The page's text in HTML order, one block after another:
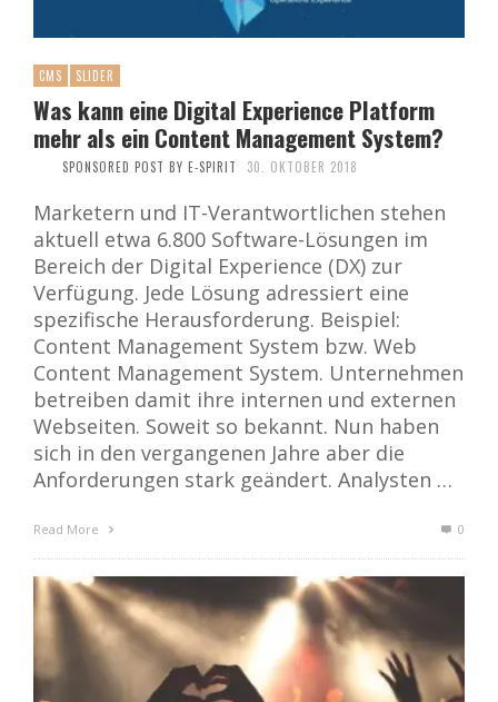
CMS SLIDER
Was kann eine Digital Experience Platform
mehr als ein Content Management System?
SPONSORED POST BY E-SPIRIT 30. OKTOBER 2018
Marketern und IT-Verantwortlichen stehen
aktuell etwa 6.800 Software-Lösungen im
Bereich der Digital Experience (DX) zur
Verfügung. Jede Lösung adressiert eine
spezifische Herausforderung. Beispiel:
Content Management System bzw. Web
Content Management System. Unternehmen
betreiben damit ihre internen und externen
Webseiten. Soweit so bekannt. Nun haben
sich in den vergangenen Jahre aber die
Anforderungen stark geändert. Analysten …
Read More 0